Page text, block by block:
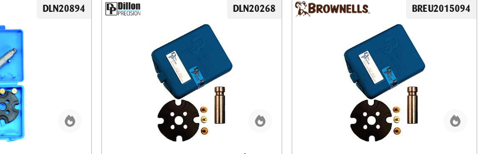
DLN20894 DLN20268 BREU2015094